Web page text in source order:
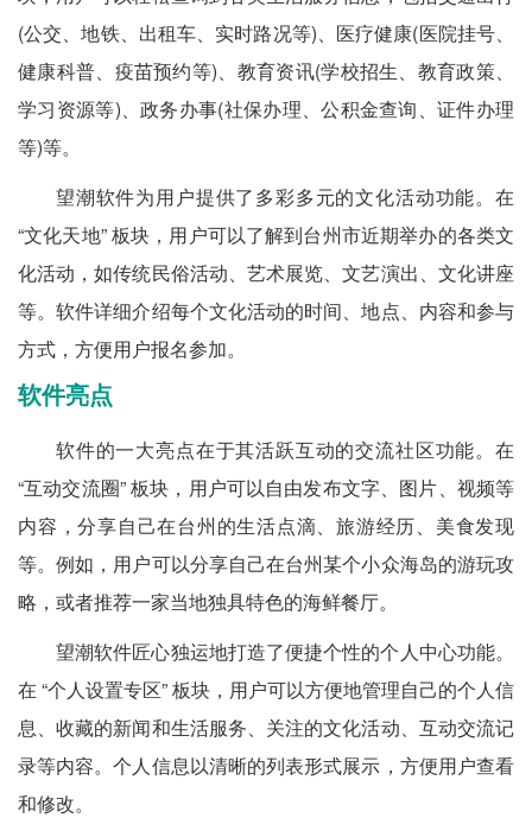
(公交、地铁、出租车、实时路况等)、医疗健康(医院挂号、
健康科普、疫苗预约等)、教育资讯(学校招生、教育政策、
学习资源等)、政务办事(社保办理、公积金查询、证件办理
等)等。
望潮软件为用户提供了多彩多元的文化活动功能。在
“文化天地” 板块，用户可以了解到台州市近期举办的各类文
化活动，如传统民俗活动、艺术展览、文艺演出、文化讲座
等。软件详细介绍每个文化活动的时间、地点、内容和参与
方式，方便用户报名参加。
软件亮点
软件的一大亮点在于其活跃互动的交流社区功能。在
“互动交流圈” 板块，用户可以自由发布文字、图片、视频等
内容，分享自己在台州的生活点滴、旅游经历、美食发现
等。例如，用户可以分享自己在台州某个小众海岛的游玩攻
略，或者推荐一家当地独具特色的海鲜餐厅。
望潮软件匠心独运地打造了便捷个性的个人中心功能。
在 “个人设置专区” 板块，用户可以方便地管理自己的个人信
息、收藏的新闻和生活服务、关注的文化活动、互动交流记
录等内容。个人信息以清晰的列表形式展示，方便用户查看
和修改。